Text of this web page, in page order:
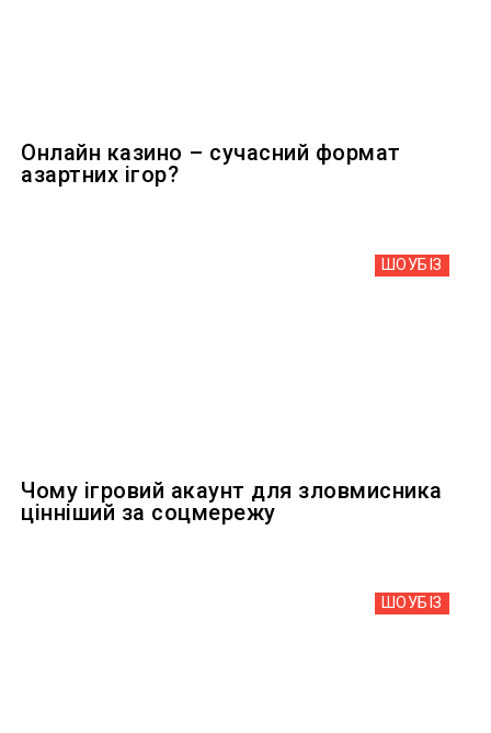
Онлайн казино – сучасний формат
азартних ігор?
ШОУБIЗ
Чому ігровий акаунт для зловмисника
цінніший за соцмережу
ШОУБIЗ